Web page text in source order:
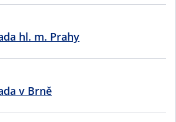
hl. m. Prahy
v Brně